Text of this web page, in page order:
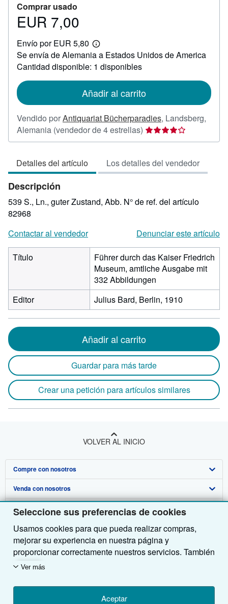
Seleccione sus preferencias de cookies
Usamos cookies para que pueda realizar compras,
mejorar su experiencia en nuestra página y
proporcionar correctamente nuestros servicios. También
utilizamos cookies para comprender el modo en que los
midiendo las visitas al sitio) y así poder realizar
mejoras. Si está de acuerdo, también utilizaremos
Ver más
Aceptar
Comprar usado
Precio
7,00
EUR 7,00
Envío por EUR 5,80
Más
información
sobre
las
envío
Se envía de Alemania a Estados Unidos de America
Cantidad disponible: 1 disponibles
Añadir al carrito
Vendido porAntiquariat Bücherparadies, Landsberg,
Alemania (vendedor de 4 estrellas) Calificación
del
4
de
estrellas
Detalles del artículo Los detalles del vendedor
Descripción
539 S., Ln., guter Zustand, Abb. N° de ref. del artículo
82968
Contactar al vendedor
Denunciar este artículo
Título
Führer durch das Kaiser Friedrich
Museum, amtliche Ausgabe mit
332 Abbildungen
Editor
Julius Bard, Berlin, 1910
Añadir al carrito
Guardar para más tarde
Crear una petición para artículos similares
VOLVER AL INICIO
Compre con nosotros
Búsqueda avanzada
Colecciones
Mi cuenta
Mis pedidos
Ver carrito
Venda con nosotros
Comenzar a vender
Únase a nuestro programa de afiliados
Recomiende un vendedor
Sobre nosotros
Sobre IberLibro
Medios
Empleo
Política de Privacidad
Obtener Ayuda
Preguntas frecuentes y guías
Atención al Cliente
Otras compañías de AbeBooks
AbeBooks.com
AbeBooks.co.uk
Siga a IberLibro